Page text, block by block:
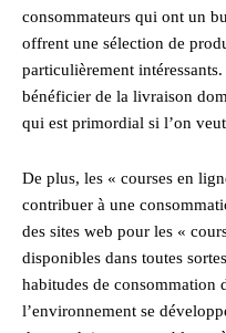
consommateurs qui ont un
offrent une sélection de
particulièrement
bénéficier de la livraison
qui est primordial si l’on
De plus, les « courses en
contribuer à une
des sites web pour les «
disponibles dans toutes
habitudes de consommation
l’environnement se